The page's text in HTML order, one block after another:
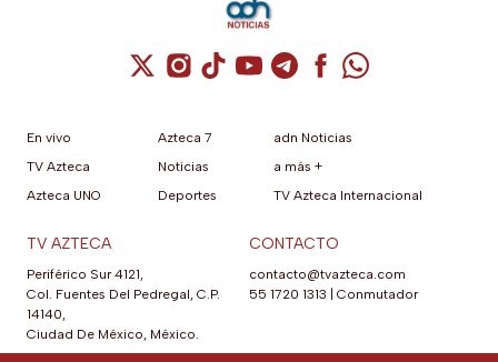
Cuenta de X / Twitter (se abre en una
Cuenta de Instagram (se abre en una
Cuenta de TikTok (se abre en
Cuenta de YouTube (se abre
Cuenta de Telegram (se
Cuenta de
Cuenta de
En vivo
TV Azteca
Azteca UNO
Azteca 7
Noticias
Deportes
adn Noticias
a más +
TV Azteca Internacional
TV AZTECA
Periférico Sur 4121,
Col. Fuentes Del Pedregal, C.P.
14140,
Ciudad De México, México.
CONTACTO
contacto@tvazteca.com
55 1720 1313 | Conmutador